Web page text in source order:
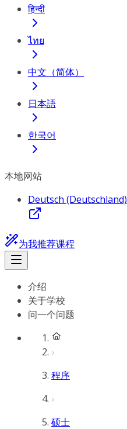
हिन्दी
ไทย
中文（简体）
日本語
한국어
本地网站
Deutsch (Deutschland)
为我推荐课程
介绍
关于学校
问一个问题
程序
硕士